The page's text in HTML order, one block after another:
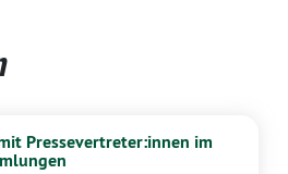
Pressevertreter:innen im